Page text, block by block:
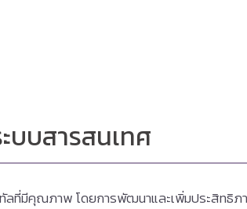
บบสารสนเทศ
ที่มีคุณภาพ โดยการพัฒนาและเพิ่มประสิทธิภ